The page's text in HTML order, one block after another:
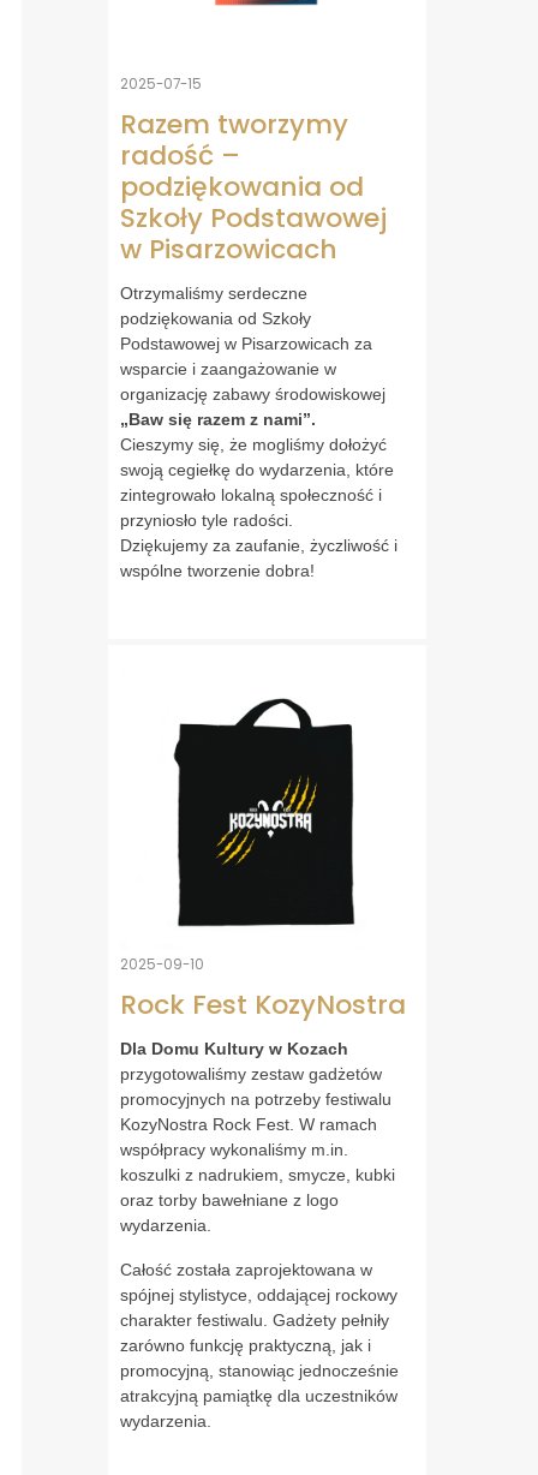
2025-07-15
Razem tworzymy
radość –
podziękowania od
Szkoły Podstawowej
w Pisarzowicach
Otrzymaliśmy serdeczne
podziękowania od Szkoły
Podstawowej w Pisarzowicach za
wsparcie i zaangażowanie w
organizację zabawy środowiskowej
„Baw się razem z nami”.
Cieszymy się, że mogliśmy dołożyć
swoją cegiełkę do wydarzenia, które
zintegrowało lokalną społeczność i
przyniosło tyle radości.
Dziękujemy za zaufanie, życzliwość i
wspólne tworzenie dobra!
2025-09-10
Rock Fest KozyNostra
Dla Domu Kultury w Kozach
przygotowaliśmy zestaw gadżetów
promocyjnych na potrzeby festiwalu
KozyNostra Rock Fest. W ramach
współpracy wykonaliśmy m.in.
koszulki z nadrukiem, smycze, kubki
oraz torby bawełniane z logo
wydarzenia.
Całość została zaprojektowana w
spójnej stylistyce, oddającej rockowy
charakter festiwalu. Gadżety pełniły
zarówno funkcję praktyczną, jak i
promocyjną, stanowiąc jednocześnie
atrakcyjną pamiątkę dla uczestników
wydarzenia.